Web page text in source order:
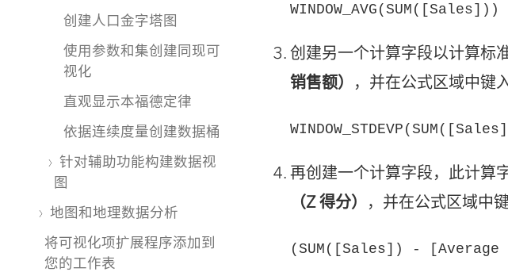
创建人口金字塔图
使用参数和集创建同现可
视化
直观显示本福德定律
依据连续度量创建数据桶
针对辅助功能构建数据视
图
地图和地理数据分析
将可视化项扩展程序添加到
您的工作表
WINDOW_AVG(SUM([Sales]))
创建另一个计算字段以计算标
销售额）
，并在公式区域中键
再创建一个计算字段，此计算
（Z 得分）
，并在公式区域中
(SUM([Sales]) - [Average